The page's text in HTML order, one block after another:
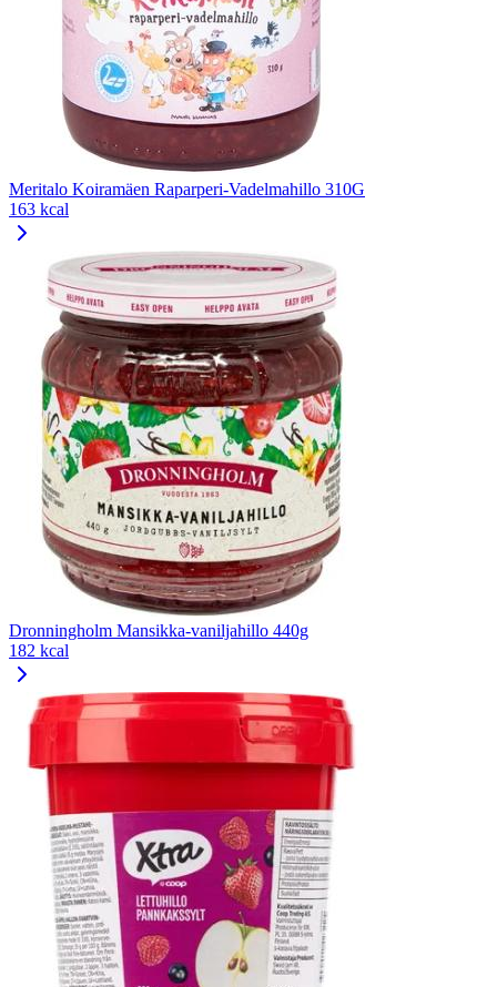
Meritalo Koiramäen Raparperi-Vadelmahillo 310G
163 kcal
Dronningholm Mansikka-vaniljahillo 440g
182 kcal